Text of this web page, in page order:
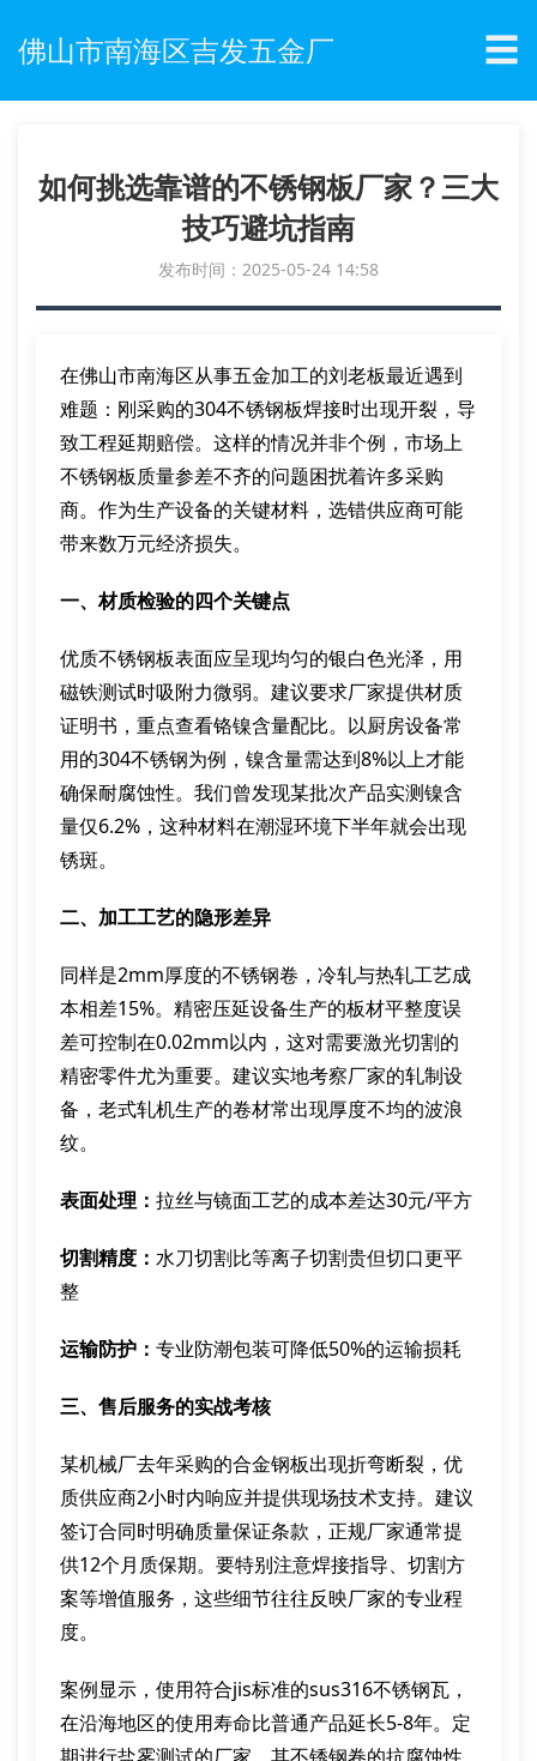
佛山市南海区吉发五金厂 ☰
如何挑选靠谱的不锈钢板厂家？三大
技巧避坑指南
发布时间：2025-05-24 14:58
在佛山市南海区从事五金加工的刘老板最近遇到
难题：刚采购的304不锈钢板焊接时出现开裂，导
致工程延期赔偿。这样的情况并非个例，市场上
不锈钢板质量参差不齐的问题困扰着许多采购
商。作为生产设备的关键材料，选错供应商可能
带来数万元经济损失。
一、材质检验的四个关键点
优质不锈钢板表面应呈现均匀的银白色光泽，用
磁铁测试时吸附力微弱。建议要求厂家提供材质
证明书，重点查看铬镍含量配比。以厨房设备常
用的304不锈钢为例，镍含量需达到8%以上才能
确保耐腐蚀性。我们曾发现某批次产品实测镍含
量仅6.2%，这种材料在潮湿环境下半年就会出现
锈斑。
二、加工工艺的隐形差异
同样是2mm厚度的不锈钢卷，冷轧与热轧工艺成
本相差15%。精密压延设备生产的板材平整度误
差可控制在0.02mm以内，这对需要激光切割的
精密零件尤为重要。建议实地考察厂家的轧制设
备，老式轧机生产的卷材常出现厚度不均的波浪
纹。
表面处理： 拉丝与镜面工艺的成本差达30元/平方
切割精度： 水刀切割比等离子切割贵但切口更平
整
运输防护： 专业防潮包装可降低50%的运输损耗
三、售后服务的实战考核
某机械厂去年采购的合金钢板出现折弯断裂，优
质供应商2小时内响应并提供现场技术支持。建议
签订合同时明确质量保证条款，正规厂家通常提
供12个月质保期。要特别注意焊接指导、切割方
案等增值服务，这些细节往往反映厂家的专业程
度。
案例显示，使用符合jis标准的sus316不锈钢瓦，
在沿海地区的使用寿命比普通产品延长5-8年。定